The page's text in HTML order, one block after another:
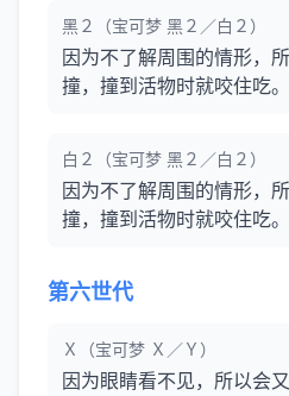
黑２（宝可梦 黑２／白２）
因为不了解周围的情形，
撞，撞到活物时就咬住吃。
白２（宝可梦 黑２／白２）
因为不了解周围的情形，
撞，撞到活物时就咬住吃。
第六世代
Ｘ（宝可梦 Ｘ／Ｙ）
因为眼睛看不见，所以会